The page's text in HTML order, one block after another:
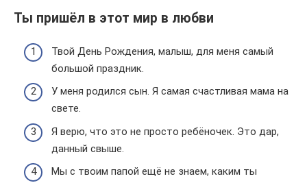
Ты пришёл в этот мир в любви
Твой День Рождения, малыш, для меня самый
большой праздник.
У меня родился сын. Я самая счастливая мама на
свете.
Я верю, что это не просто ребёночек. Это дар,
данный свыше.
Мы с твоим папой ещё не знаем, каким ты